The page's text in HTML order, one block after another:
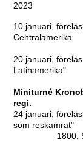
2023
10 januari,
Centralamerika
20 januari,
Latinamerika"
Miniturné
regi.
24 januari,
som reskamrat"
1800, SV